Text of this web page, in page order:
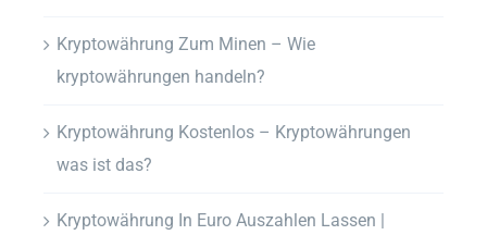
Kryptowährung Zum Minen – Wie
kryptowährungen handeln?
Kryptowährung Kostenlos – Kryptowährungen
was ist das?
Kryptowährung In Euro Auszahlen Lassen |